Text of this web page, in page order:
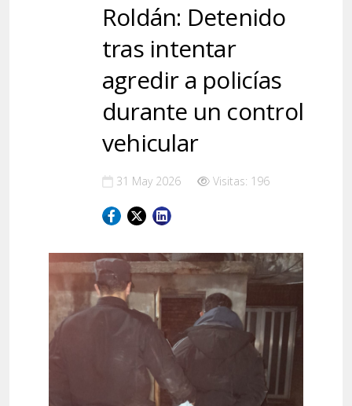
Roldán: Detenido
tras intentar
agredir a policías
durante un control
vehicular
31 May 2026 Visitas: 196